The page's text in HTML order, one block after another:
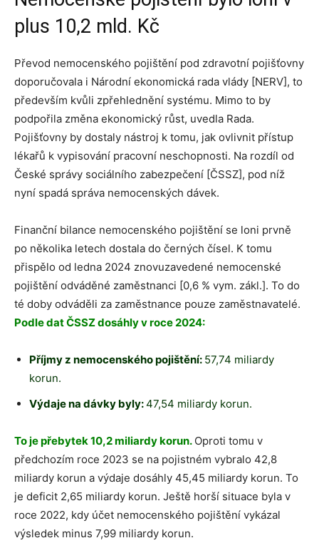
plus 10,2 mld. Kč
Převod nemocenského pojištění pod zdravotní pojišťovny
doporučovala i Národní ekonomická rada vlády [NERV], to
především kvůli zpřehlednění systému. Mimo to by
podpořila změna ekonomický růst, uvedla Rada.
Pojišťovny by dostaly nástroj k tomu, jak ovlivnit přístup
lékařů k vypisování pracovní neschopnosti. Na rozdíl od
České správy sociálního zabezpečení [ČSSZ], pod níž
nyní spadá správa nemocenských dávek.
Finanční bilance nemocenského pojištění se loni prvně
po několika letech dostala do černých čísel. K tomu
přispělo od ledna 2024 znovuzavedené nemocenské
pojištění odváděné zaměstnanci [0,6 % vym. zákl.]. To do
té doby odváděli za zaměstnance pouze zaměstnavatelé.
Podle dat ČSSZ dosáhly v roce 2024:
Příjmy z nemocenského pojištění: 57,74 miliardy
korun.
Výdaje na dávky byly:47,54 miliardy korun.
To je přebytek 10,2 miliardy korun. Oproti tomu v
předchozím roce 2023 se na pojistném vybralo 42,8
miliardy korun a výdaje dosáhly 45,45 miliardy korun. To
je deficit 2,65 miliardy korun. Ještě horší situace byla v
roce 2022, kdy účet nemocenského pojištění vykázal
výsledek minus 7,99 miliardy korun.